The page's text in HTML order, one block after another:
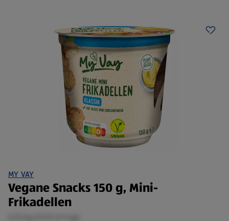
MY VAY
Vegane Snacks 150 g, Mini-
Frikadellen